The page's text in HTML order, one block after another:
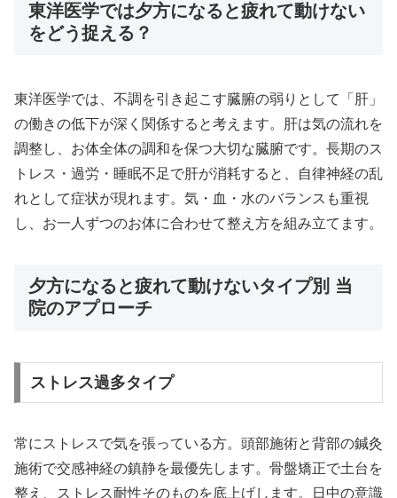
東洋医学では夕方になると疲れて動けない
をどう捉える？
東洋医学では、不調を引き起こす臓腑の弱りとして「肝」
の働きの低下が深く関係すると考えます。肝は気の流れを
調整し、お体全体の調和を保つ大切な臓腑です。長期のス
トレス・過労・睡眠不足で肝が消耗すると、自律神経の乱
れとして症状が現れます。気・血・水のバランスも重視
し、お一人ずつのお体に合わせて整え方を組み立てます。
夕方になると疲れて動けないタイプ別 当
院のアプローチ
ストレス過多タイプ
常にストレスで気を張っている方。頭部施術と背部の鍼灸
施術で交感神経の鎮静を最優先します。骨盤矯正で土台を
整え、ストレス耐性そのものを底上げします。日中の意識